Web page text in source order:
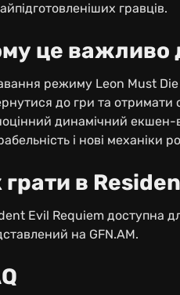
гравців.
це важливо
режиму Leon Must
до гри та
динамічний екшен-
і нові
грати в
Evil Requiem доступна
на GFN.AM.